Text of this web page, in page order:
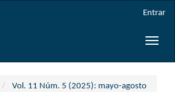
Entrar
Toggle
Vol. 11 Núm. 5 (2025): mayo-agosto